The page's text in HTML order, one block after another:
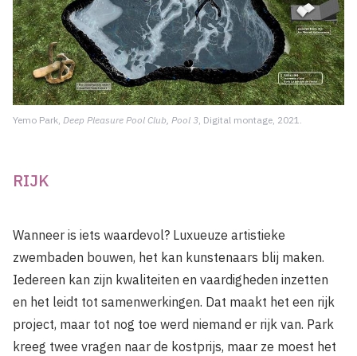
Yemo Park, Deep Pleasure Pool Club, Pool 3, Digital montage, 2021.
RIJK
Wanneer is iets waardevol? Luxueuze artistieke
zwembaden bouwen, het kan kunstenaars blij maken.
Iedereen kan zijn kwaliteiten en vaardigheden inzetten
en het leidt tot samenwerkingen. Dat maakt het een rijk
project, maar tot nog toe werd niemand er rijk van. Park
kreeg twee vragen naar de kostprijs, maar ze moest het